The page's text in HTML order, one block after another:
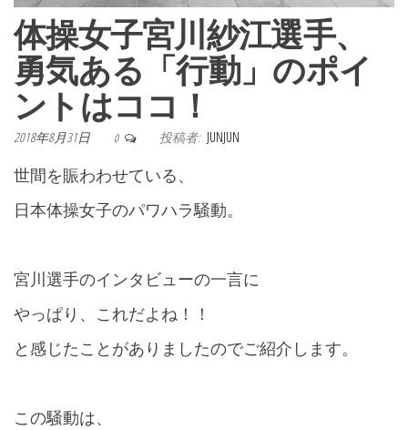
体操女子宮川紗江選手、
勇気ある「行動」のポイ
ントはココ！
2018年8月31日 0 投稿者: JUNJUN
世間を賑わわせている、
日本体操女子のパワハラ騒動。
宮川選手のインタビューの一言に
やっぱり、これだよね！！
と感じたことがありましたのでご紹介します。
この騒動は、